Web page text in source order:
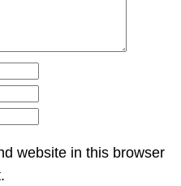
website in this browser